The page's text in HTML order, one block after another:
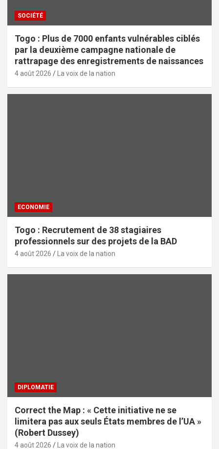
SOCIÉTÉ
Togo : Plus de 7000 enfants vulnérables ciblés
par la deuxième campagne nationale de
rattrapage des enregistrements de naissances
4 août 2026 La voix de la nation
ECONOMIE
Togo : Recrutement de 38 stagiaires
professionnels sur des projets de la BAD
4 août 2026 La voix de la nation
DIPLOMATIE
Correct the Map : « Cette initiative ne se
limitera pas aux seuls États membres de l’UA »
(Robert Dussey)
4 août 2026 La voix de la nation